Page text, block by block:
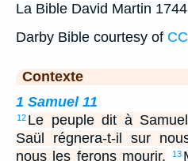
La Bible David Martin 1744
Darby Bible courtesy of
Contexte
1 Samuel 11
12 Le peuple dit à
Saül régnera-t-il sur
nous les ferons mourir.
13